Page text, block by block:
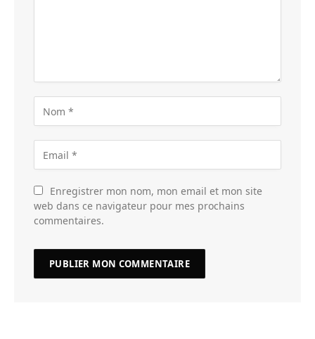
Enregistrer mon nom, mon email et mon site
web dans ce navigateur pour mes prochains
commentaires.